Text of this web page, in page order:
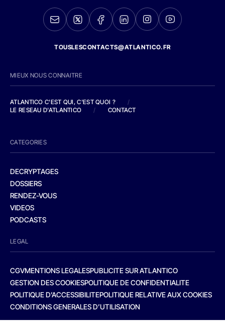
TOUSLESCONTACTS@ATLANTICO.FR
MIEUX NOUS CONNAITRE
ATLANTICO C'EST QUI, C'EST QUOI ?
/
LE RESEAU D'ATLANTICO
/ CONTACT
CATEGORIES
DECRYPTAGES
DOSSIERS
RENDEZ-VOUS
VIDEOS
PODCASTS
LEGAL
CGVMENTIONS LEGALESPUBLICITE SUR ATLANTICO
GESTION DES COOKIESPOLITIQUE DE CONFIDENTIALITE
POLITIQUE D’ACCESSIBILITEPOLITIQUE RELATIVE AUX COOKIES
CONDITIONS GENERALES D’UTILISATION